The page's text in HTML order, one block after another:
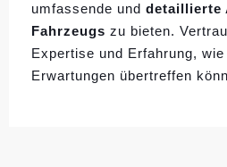
umfassende und detaillierte
Fahrzeugs zu bieten.
Expertise und Erfahrung,
Erwartungen übertreffen